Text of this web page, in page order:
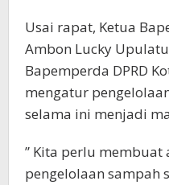
Usai rapat, Ketua
Ambon Lucky
Bapemperda DPRD
mengatur
selama ini menjadi
” Kita perlu
pengelolaan sampah